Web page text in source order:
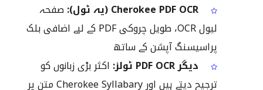
Cherokee PDF OCR (یہ ٹول):
صفحہ
لیول OCR، طویل چروکی PDF کے لیے اضافی بلک
پراسیسنگ آپشن کے ساتھ
دیگر PDF OCR ٹولز:
اکثر بڑی زبانوں کو
ترجیح دیتے ہیں اور Cherokee Syllabary متن پر